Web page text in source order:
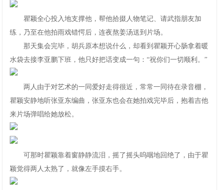
瞿颖全心投入地支撑他，帮他拾掇人物笔记、请武指朋友加
练，乃至在他拍雨戏错愕后，连夜熬姜汤送到片场。
那天集会完毕，胡兵原本想说什么，却看到瞿颖开心肠拿着暖
水袋去接李亚鹏下班，他只好把话变成一句：“祝你们一切顺利。”
两人由于对艺术的一同爱好走得很近，常常一同待在录音棚，
瞿颖安静地听张亚东编曲，张亚东也会在她拍戏完毕后，抱着吉他
来片场弹唱给她放松。
可那时瞿颖靠着窗静静流泪，摇了摇头呜咽地回绝了，由于瞿
颖觉得两人太熟了，就像左手摸右手。